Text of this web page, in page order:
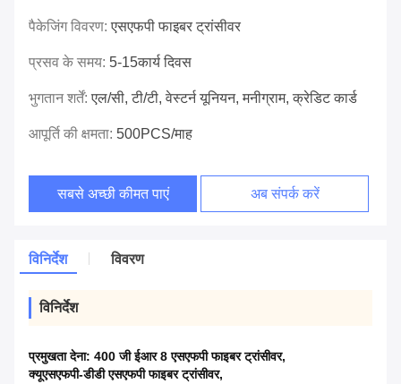
पैकेजिंग विवरण:एसएफपी फाइबर ट्रांसीवर
प्रसव के समय: 5-15कार्य दिवस
भुगतान शर्तें:एल/सी, टी/टी, वेस्टर्न यूनियन, मनीग्राम, क्रेडिट कार्ड
आपूर्ति की क्षमता: 500PCS/माह
सबसे अच्छी कीमत पाएं अब संपर्क करें
विनिर्देश विवरण
विनिर्देश
प्रमुखता देना: 400 जी ईआर 8 एसएफपी फाइबर ट्रांसीवर,
क्यूएसएफपी-डीडी एसएफपी फाइबर ट्रांसीवर,